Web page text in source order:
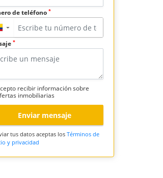
de teléfono *
▼
*
recibir información sobre
inmobiliarias
Enviar mensaje
tus datos aceptas losTérminos de
y privacidad